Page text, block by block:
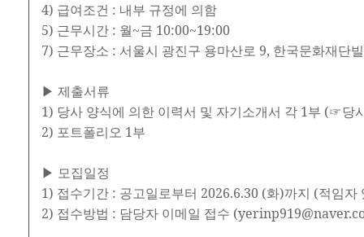
4) 급여조건 : 내부 규정에 의함
5) 근무시간 : 월~금 10:00~19:00
7) 근무장소 : 서울시 광진구 용마산로 9, 한국문화재단
▶ 제출서류
1) 당사 양식에 의한 이력서 및 자기소개서 각 1부 (☞당
2) 포트폴리오 1부
▶ 모집일정
1) 접수기간 : 공고일로부터 2026.6.30 (화)까지 (적임자
2) 접수방법 : 담당자 이메일 접수